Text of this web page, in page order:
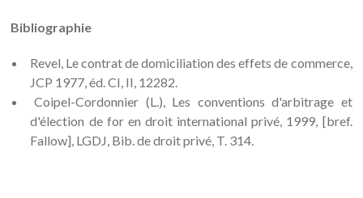
Bibliographie
Revel, Le contrat de domiciliation des effets de commerce,
JCP 1977, éd. CI, II, 12282.
Coipel-Cordonnier (L.), Les conventions d'arbitrage et
d'élection de for en droit international privé, 1999, [bref.
Fallow], LGDJ, Bib. de droit privé, T. 314.